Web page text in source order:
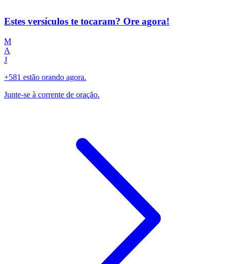
Estes versículos te tocaram? Ore agora!
M
A
J
+581 estão orando agora.
Junte-se à corrente de oração.